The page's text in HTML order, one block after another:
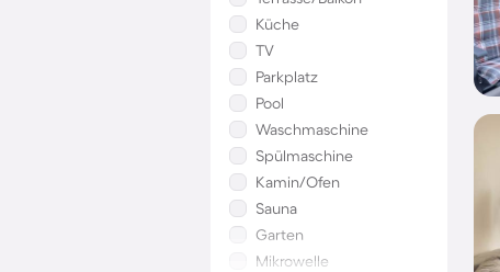
Küche
TV
Parkplatz
Pool
Waschmaschine
Spülmaschine
Kamin/Ofen
Sauna
Garten
Mikrowelle